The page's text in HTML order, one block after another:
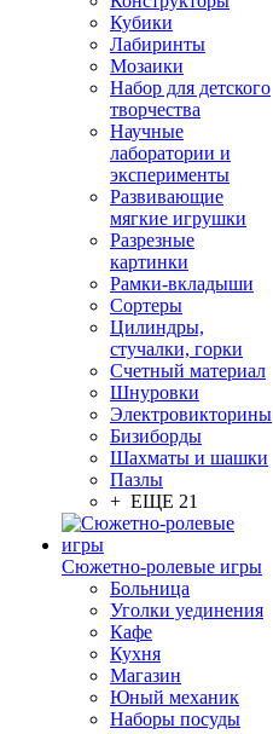
Кубики
Лабиринты
Мозаики
Набор для детского
творчества
Научные
лаборатории и
эксперименты
Развивающие
мягкие игрушки
Разрезные
картинки
Рамки-вкладыши
Сортеры
Цилиндры,
стучалки, горки
Счетный материал
Шнуровки
Электровикторины
Бизиборды
Шахматы и шашки
Пазлы
+ ЕЩЕ 21
Сюжетно-ролевые игры
Больница
Уголки уединения
Кафе
Кухня
Магазин
Юный механик
Наборы посуды